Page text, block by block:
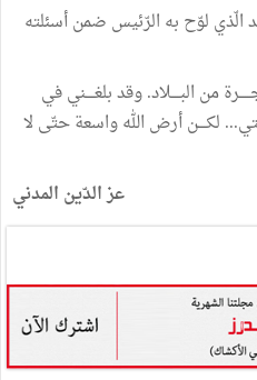
الّذي لوّح به الرّئيس ضمنأسئلته
من البــــلاد.وقدبلغــــنيفي
... لكــــنأرض اللهواسعةحتّى لا
عزالدّين المدني